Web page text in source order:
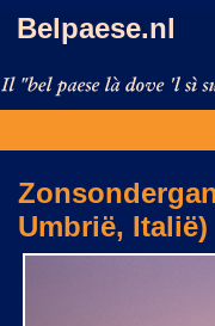
Belpaese.nl
Umbrië, Italië)